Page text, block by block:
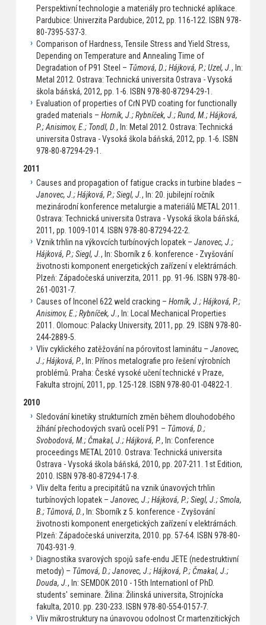
Perspektivní technologie a materiály pro technické aplikace.
Pardubice: Univerzita Pardubice, 2012, pp. 116-122. ISBN 978-
80-7395-537-3.
Comparison of Hardness, Tensile Stress and Yield Stress,
Depending on Temperature and Annealing Time of
Degradation of P91 Steel – Tůmová, D.; Hájková, P.; Uzel, J., In:
Metal 2012. Ostrava: Technická universita Ostrava - Vysoká
škola báňská, 2012, pp. 1-6. ISBN 978-80-87294-29-1.
Evaluation of properties of CrN PVD coating for functionally
graded materials – Horník, J.; Rybníček, J.; Rund, M.; Hájková,
P.; Anisimov, E.; Tondl, D., In: Metal 2012. Ostrava: Technická
universita Ostrava - Vysoká škola báňská, 2012, pp. 1-6. ISBN
978-80-87294-29-1.
2011
Causes and propagation of fatigue cracks in turbine blades –
Janovec, J.; Hájková, P.; Siegl, J., In: 20. jubilejní ročník
mezinárodní konference metalurgie a materiálů METAL 2011.
Ostrava: Technická universita Ostrava - Vysoká škola báňská,
2011, pp. 1009-1014. ISBN 978-80-87294-22-2.
Vznik trhlin na výkovcích turbínových lopatek – Janovec, J.;
Hájková, P.; Siegl, J., In: Sborník z 6. konference - Zvyšování
životnosti komponent energetických zařízení v elektrárnách.
Plzeň: Západočeská univerzita, 2011. pp. 91-96. ISBN 978-80-
261-0031-7.
Causes of Inconel 622 weld cracking – Horník, J.; Hájková, P.;
Anisimov, E.; Rybníček, J., In: Local Mechanical Properties
2011. Olomouc: Palacky University, 2011, pp. 29. ISBN 978-80-
244-2889-5.
Vliv cyklického zatěžování na pórovitost laminátu – Janovec,
J.; Hájková, P., In: Přínos metalografie pro řešení výrobních
problémů. Praha: České vysoké učení technické v Praze,
Fakulta strojní, 2011, pp. 125-128. ISBN 978-80-01-04822-1.
2010
Sledování kinetiky strukturních změn během dlouhodobého
žíhání přechodových svarů ocelí P91 – Tůmová, D.;
Svobodová, M.; Čmakal, J.; Hájková, P., In: Conference
proceedings METAL 2010. Ostrava: Technická universita
Ostrava - Vysoká škola báňská, 2010, pp. 207-211. 1st Edition,
2010. ISBN 978-80-87294-17-8.
Vliv delta feritu a precipitátů na vznik únavových trhlin
turbínových lopatek – Janovec, J.; Hájková, P.; Siegl, J.; Smola,
B.; Tůmová, D., In: Sborník z 5. konference - Zvyšování
životnosti komponent energetických zařízení v elektrárnách.
Plzeň: Západočeská univerzita, 2010. pp. 57-64. ISBN 978-80-
7043-931-9.
Diagnostika svarových spojů safe-endu JETE (nedestruktivní
metody) – Tůmová, D.; Janovec, J.; Hájková, P.; Čmakal, J.;
Douda, J., In: SEMDOK 2010 - 15th Internationl of PhD.
students' seminare. Žilina: Žilinská universita, Strojnícka
fakulta, 2010. pp. 230-233. ISBN 978-80-554-0157-7.
Vliv mikrostruktury na únavovou odolnost Cr martenzitických